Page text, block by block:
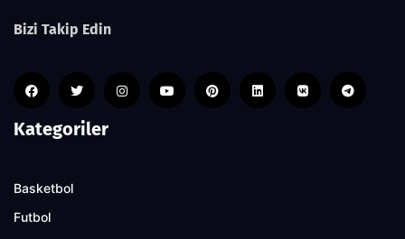
Bizi Takip Edin
Kategoriler
Basketbol
Futbol